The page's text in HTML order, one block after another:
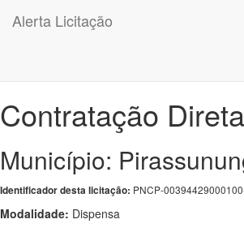
Alerta Licitação
Contratação
Município:
Identificador desta licitação: PNCP-
Modalidade: Dispensa